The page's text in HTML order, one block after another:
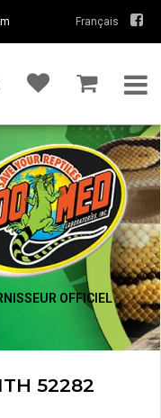
Français
OFFICIEL
52282